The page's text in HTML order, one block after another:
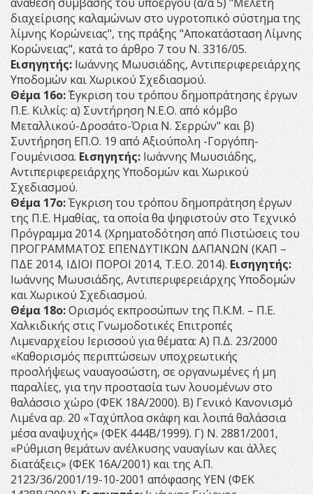
διαχείρισης καλαμώνων στο υγροτοπικό σύστημα της
λίμνης Κορώνειας", της πράξης "Αποκατάσταση Λίμνης
Κορώνειας", κατά το άρθρο 7 του Ν. 3316/05.
Εισηγητής: Ιωάννης Μωυσιάδης, Αντιπεριφερειάρχης
Υποδομών και Χωρικού Σχεδιασμού.
Θέμα 16ο:΄Έγκριση του τρόπου δημοπράτησης έργων
Π.Ε. Κιλκίς: α) Συντήρηση Ν.Ε.Ο. από κόμβο
Μεταλλικού-Δροσάτο-Όρια Ν. Σερρών" και β)
Συντήρηση ΕΠ.Ο. 19 από Αξιούπολη -Γοργόπη-
Γουμένισσα.Εισηγητής: Ιωάννης Μωυσιάδης,
Αντιπεριφερειάρχης Υποδομών και Χωρικού
Σχεδιασμού.
Θέμα 17ο:Έγκριση του τρόπου δημοπράτηση έργων
της Π.Ε. Ημαθίας, τα οποία θα ψηφιστούν στο Τεχνικό
Πρόγραμμα 2014. (Χρηματοδότηση από Πιστώσεις του
ΠΡΟΓΡΑΜΜΑΤΟΣ ΕΠΕΝΔΥΤΙΚΩΝ ΔΑΠΑΝΩΝ (ΚΑΠ –
ΠΔΕ 2014, ΙΔΙΟΙ ΠΟΡΟΙ 2014, Τ.Ε.Ο. 2014).Εισηγητής:
Ιωάννης Μωυσιάδης, Αντιπεριφερειάρχης Υποδομών
και Χωρικού Σχεδιασμού.
Θέμα 18ο:Ορισμός εκπροσώπων της Π.Κ.Μ. – Π.Ε.
Χαλκιδικής στις Γνωμοδοτικές Επιτροπές
Λιμεναρχείου Ιερισσού για θέματα: Α) Π.Δ. 23/2000
«Καθορισμός περιπτώσεων υποχρεωτικής
προσλήψεως ναυαγοσώστη, σε οργανωμένες ή μη
παραλίες, για την προστασία των λουομένων στο
θαλάσσιο χώρο (ΦΕΚ 18Α/2000). Β) Γενικό Κανονισμό
Λιμένα αρ. 20 «Ταχύπλοα σκάφη και λοιπά θαλάσσια
μέσα αναψυχής» (ΦΕΚ 444Β/1999). Γ) Ν. 2881/2001,
«Ρύθμιση θεμάτων ανέλκυσης ναυαγίων και άλλες
διατάξεις» (ΦΕΚ 16Α/2001) και της Α.Π.
2123/36/2001/19-10-2001 απόφασης ΥΕΝ (ΦΕΚ